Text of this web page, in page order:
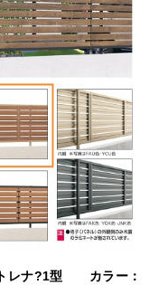
レナ?1型 カラー：